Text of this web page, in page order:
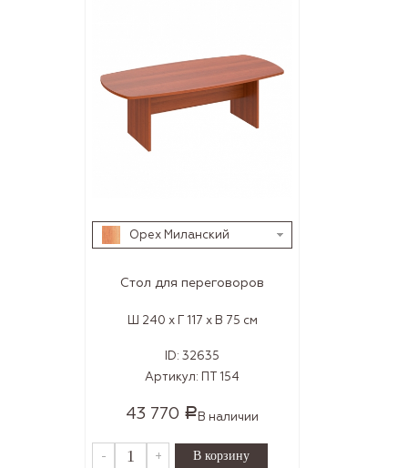
Орех Миланский
Стол для переговоров
Ш 240 x Г 117 x В 75 см
ID: 32635
Артикул: ПТ 154
43 770 РВ наличии
- +